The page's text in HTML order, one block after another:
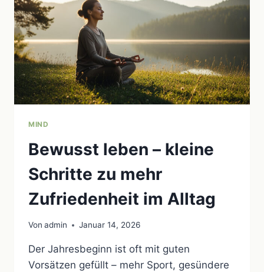
LEBEN
MIND
Bewusst leben – kleine
Schritte zu mehr
Zufriedenheit im Alltag
Von admin Januar 14, 2026
Der Jahresbeginn ist oft mit guten
Vorsätzen gefüllt – mehr Sport, gesündere